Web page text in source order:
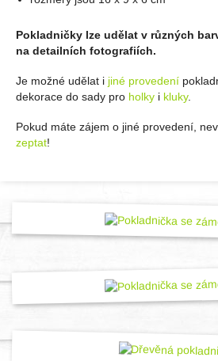
Pokladničky lze udělat v různých
na detailních fotografiích.
Je možné udělat i jiné provedení
dekorace do sady pro holky i kluky.
Pokud máte zájem o jiné provedení,
zeptat!